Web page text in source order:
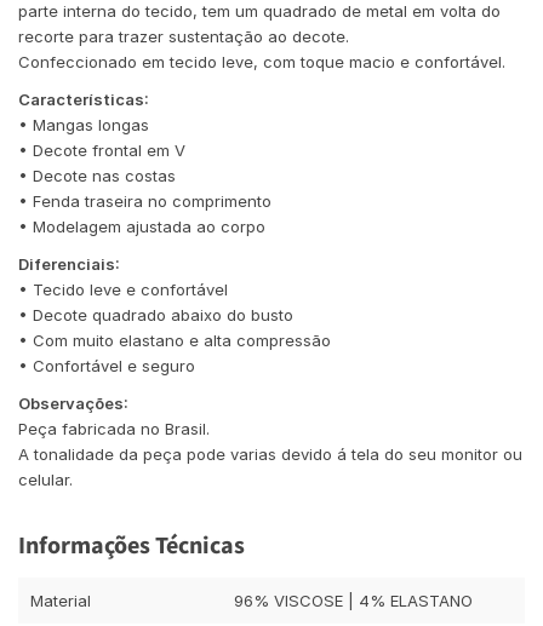
parte interna do tecido, tem um quadrado de metal em volta do
recorte para trazer sustentação ao decote.
Confeccionado em tecido leve, com toque macio e confortável.
Características:
• Mangas longas
• Decote frontal em V
• Decote nas costas
• Fenda traseira no comprimento
• Modelagem ajustada ao corpo
Diferenciais:
• Tecido leve e confortável
• Decote quadrado abaixo do busto
• Com muito elastano e alta compressão
• Confortável e seguro
Observações:
Peça fabricada no Brasil.
A tonalidade da peça pode varias devido á tela do seu monitor ou
celular.
Informações Técnicas
Material 96% VISCOSE | 4% ELASTANO